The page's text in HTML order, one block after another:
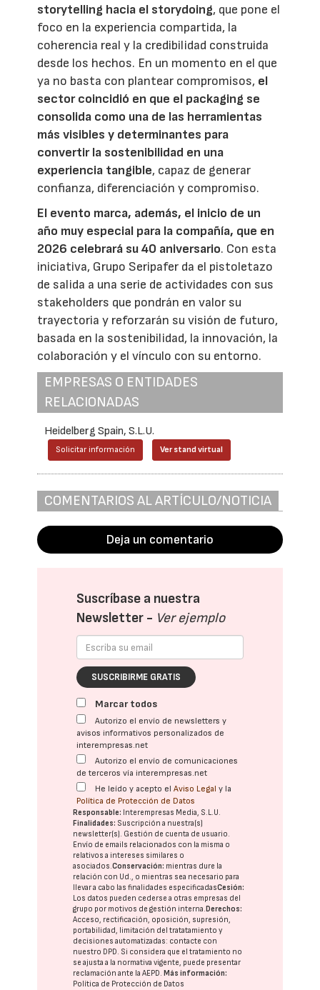
storytelling hacia el storydoing, que pone el
foco en la experiencia compartida, la
coherencia real y la credibilidad construida
desde los hechos. En un momento en el que
ya no basta con plantear compromisos, el
sector coincidió en que el packaging se
consolida como una de las herramientas
más visibles y determinantes para
convertir la sostenibilidad en una
experiencia tangible, capaz de generar
confianza, diferenciación y compromiso.
El evento marca, además, el inicio de un
año muy especial para la compañía, que en
2026 celebrará su 40 aniversario. Con esta
iniciativa, Grupo Seripafer da el pistoletazo
de salida a una serie de actividades con sus
stakeholders que pondrán en valor su
trayectoria y reforzarán su visión de futuro,
basada en la sostenibilidad, la innovación, la
colaboración y el vínculo con su entorno.
EMPRESAS O ENTIDADES
RELACIONADAS
Heidelberg Spain, S.L.U.
Solicitar información Ver stand virtual
COMENTARIOS AL ARTÍCULO/NOTICIA
Deja un comentario
Suscríbase a nuestra
Newsletter - Ver ejemplo
SUSCRIBIRME GRATIS
Marcar todos
Autorizo el envío de newsletters y
avisos informativos personalizados de
interempresas.net
Autorizo el envío de comunicaciones
de terceros vía interempresas.net
He leído y acepto elAviso Legal y la
Política de Protección de Datos
Responsable: Interempresas Media, S.L.U.
Finalidades: Suscripción a nuestra(s)
newsletter(s). Gestión de cuenta de usuario.
Envío de emails relacionados con la misma o
relativos a intereses similares o
asociados.Conservación: mientras dure la
relación con Ud., o mientras sea necesario para
llevar a cabo las finalidades especificadasCesión:
Los datos pueden cederse a otras empresas del
grupo por motivos de gestión interna. Derechos:
Acceso, rectificación, oposición, supresión,
portabilidad, limitación del tratatamiento y
decisiones automatizadas: contacte con
nuestro DPD. Si considera que el tratamiento no
se ajusta a la normativa vigente, puede presentar
reclamación ante laAEPD. Más información:
Política de Protección de Datos